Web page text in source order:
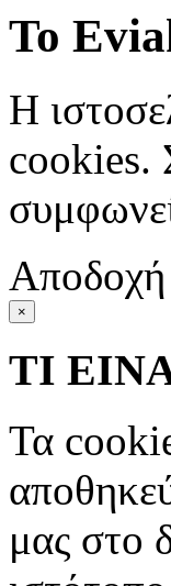
Το
Η
cookies.
Αποδοχή
×
ΤΙ
Τα
μας στο